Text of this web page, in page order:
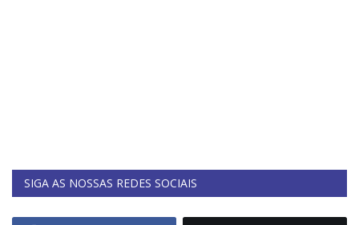
SIGA AS NOSSAS REDES SOCIAIS